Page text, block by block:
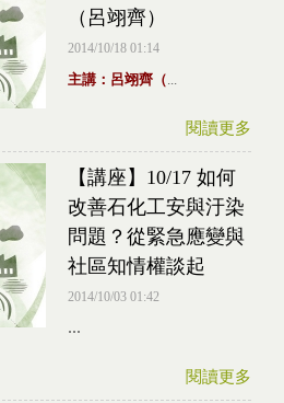
（呂翊齊）
2014/10/18 01:14
主講：呂翊齊（...
閱讀更多
【講座】10/17 如何
改善石化工安與汙染
問題？從緊急應變與
社區知情權談起
2014/10/03 01:42
...
閱讀更多